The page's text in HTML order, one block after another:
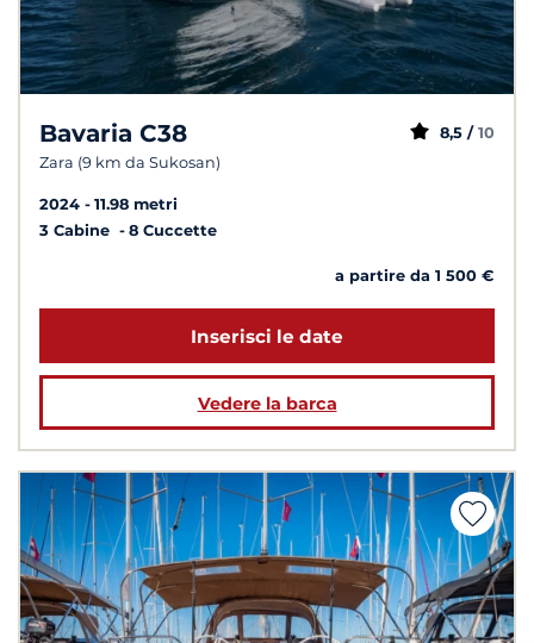
Bavaria C38
Zara (9 km da Sukosan)
8,5 / 10
2024
11.98 metri
3 Cabine
8 Cuccette
a partire da 1 500 €
Inserisci le date
Vedere la barca